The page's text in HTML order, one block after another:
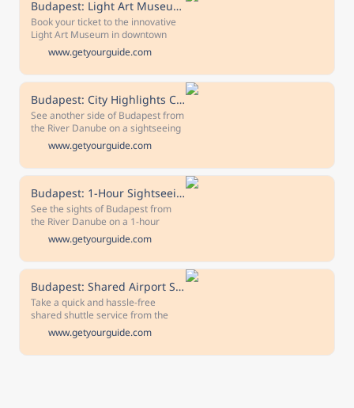
city.
Budapest: Light Art Museum Admission Ticket
Book your ticket to the innovative
Light Art Museum in downtown
Budapest. Embark on a magical
stroll through an interactive
collection of light-based artworks,
video mapping, and immersive
spaces.
www.getyourguide.com
Budapest: City Highlights Cruise with Welcome Drink
See another side of Budapest from
the River Danube on a sightseeing
cruise and enjoy a welcome drink.
Admire the famous bridges, Buda
Castle, Várkert Bazár, and
panoramic city views.
www.getyourguide.com
Budapest: 1-Hour Sightseeing Cruise with Welcome Drink
See the sights of Budapest from
the River Danube on a 1-hour
sightseeing cruise, and enjoy a
seasonal cocktail or soft drink
along the way. Glide past landmark
monuments such as Buda Castle
and the Vigado Concert Hall.
www.getyourguide.com
Budapest: Shared Airport Shuttle Bus Transfer
Take a quick and hassle-free
shared shuttle service from the
Liszt Ferenc Airport to Budapest
city center. Travel by comfortable
bus and get dropped off at your
www.getyourguide.com